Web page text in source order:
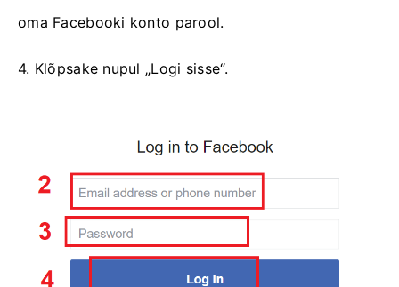
oma Facebooki konto parool.
4. Klõpsake nupul „Logi sisse“.